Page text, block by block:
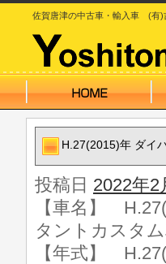
佐賀唐津の中古車・輸入車 (有)
H.27(2015)年 ダイ
投稿日 2022年2
【車名】
タントカスタ
【年式】